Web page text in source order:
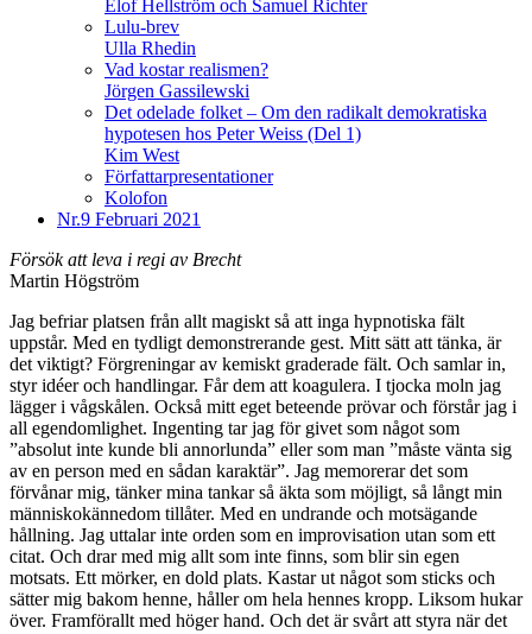
Elof Hellström och Samuel Richter
Lulu-brev
Ulla Rhedin
Vad kostar realismen?
Jörgen Gassilewski
Det odelade folket – Om den radikalt demokratiska
hypotesen hos Peter Weiss (Del 1)
Kim West
Författarpresentationer
Kolofon
Nr.9 Februari 2021
Försök att leva i regi av Brecht
Martin Högström
Jag befriar platsen från allt magiskt så att inga hypnotiska fält
uppstår. Med en tydligt demonstrerande gest. Mitt sätt att tänka, är
det viktigt? Förgreningar av kemiskt graderade fält. Och samlar in,
styr idéer och handlingar. Får dem att koagulera. I tjocka moln jag
lägger i vågskålen. Också mitt eget beteende prövar och förstår jag i
all egendomlighet. Ingenting tar jag för givet som något som
”absolut inte kunde bli annorlunda” eller som man ”måste vänta sig
av en person med en sådan karaktär”. Jag memorerar det som
förvånar mig, tänker mina tankar så äkta som möjligt, så långt min
människokännedom tillåter. Med en undrande och motsägande
hållning. Jag uttalar inte orden som en improvisation utan som ett
citat. Och drar med mig allt som inte finns, som blir sin egen
motsats. Ett mörker, en dold plats. Kastar ut något som sticks och
sätter mig bakom henne, håller om hela hennes kropp. Liksom hukar
över. Framförallt med höger hand. Och det är svårt att styra när det